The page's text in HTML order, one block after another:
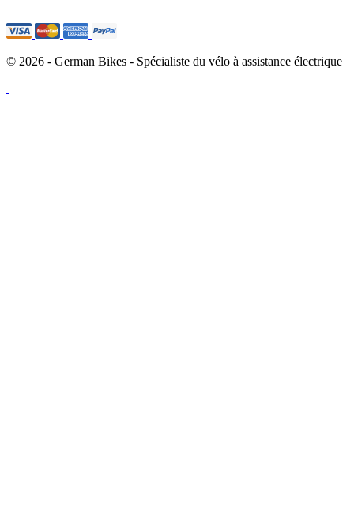
© 2026 - German Bikes - Spécialiste du vélo à assistance électrique